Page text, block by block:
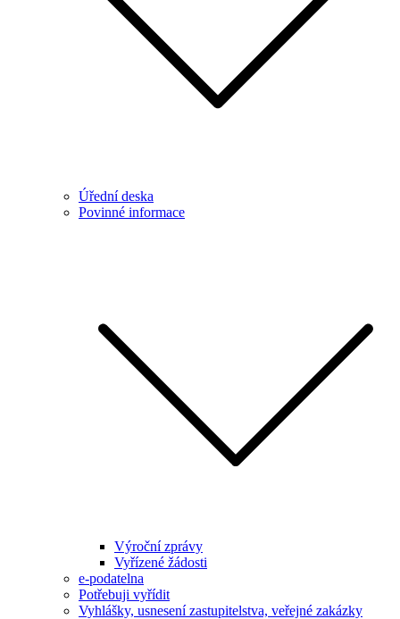
Úřední deska
Povinné informace
Výroční zprávy
Vyřízené žádosti
e-podatelna
Potřebuji vyřídit
Vyhlášky, usnesení zastupitelstva, veřejné zakázky